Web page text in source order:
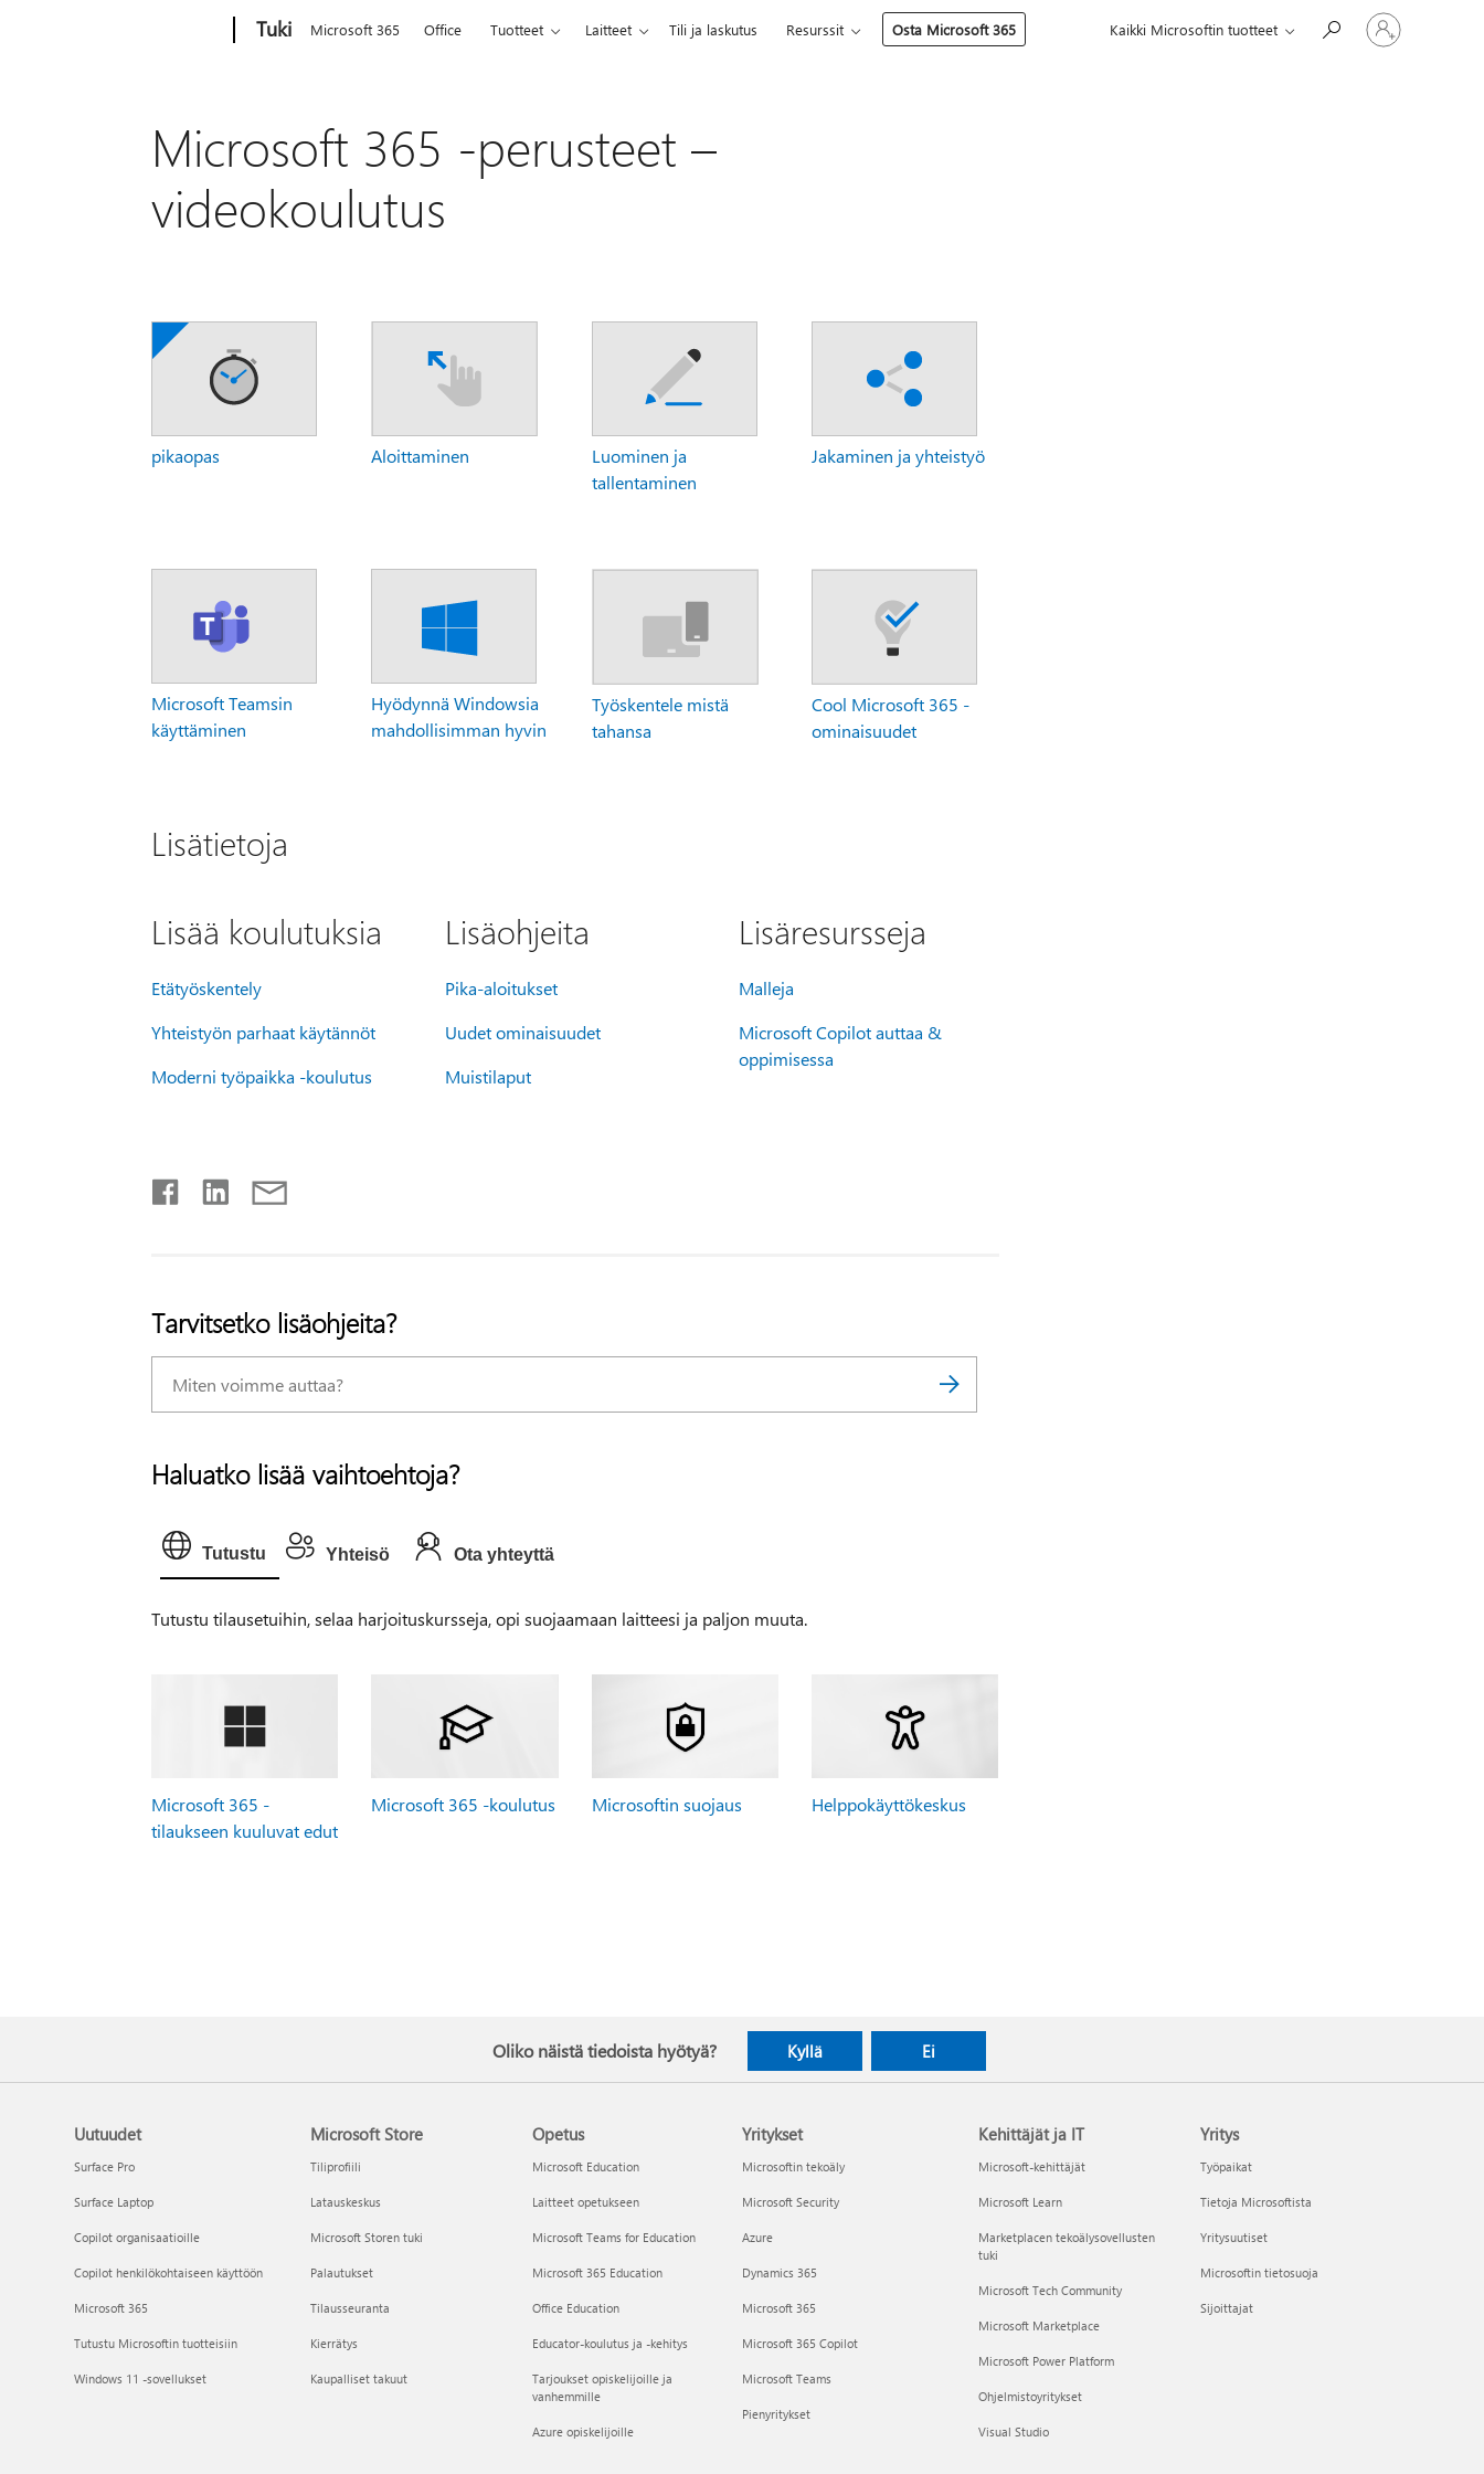
Tuki Microsoft 365 Office Tuotteet Laitteet Tili ja laskutus Resurssit Osta Microsoft 365 Kaikki Microsoftin tuotteet
Kirjaudu
sisään
tilille
Microsoft 365 -perusteet –
videokoulutus
pikaopas Aloittaminen
Luominen ja
tallentaminen
Jakaminen ja yhteistyö
Microsoft Teamsin
käyttäminen
Hyödynnä Windowsia
mahdollisimman hyvin
Työskentele mistä
tahansa
Cool Microsoft 365 -
ominaisuudet
Lisätietoja
Lisää koulutuksia
Etätyöskentely
Yhteistyön parhaat käytännöt
Moderni työpaikka -koulutus
Lisäohjeita
Pika-aloitukset
Uudet ominaisuudet
Muistilaput
Lisäresursseja
Malleja
Microsoft Copilot auttaa &
oppimisessa
Tarvitsetko lisäohjeita?
Haluatko lisää vaihtoehtoja?
Tutustu Yhteisö Ota yhteyttä
Tutustu tilausetuihin, selaa harjoituskursseja, opi suojaamaan laitteesi ja paljon muuta.
Microsoft 365 -
tilaukseen kuuluvat edut
Microsoft 365 -koulutus Microsoftin suojaus Helppokäyttökeskus
Oliko näistä tiedoista hyötyä? Kyllä Ei
Uutuudet
Surface Pro
Surface Laptop
Copilot organisaatioille
Copilot henkilökohtaiseen käyttöön
Microsoft 365
Tutustu Microsoftin tuotteisiin
Windows 11 -sovellukset
Microsoft Store
Tiliprofiili
Latauskeskus
Microsoft Storen tuki
Palautukset
Tilausseuranta
Kierrätys
Kaupalliset takuut
Opetus
Microsoft Education
Laitteet opetukseen
Microsoft Teams for Education
Microsoft 365 Education
Office Education
Educator-koulutus ja -kehitys
Tarjoukset opiskelijoille ja
vanhemmille
Azure opiskelijoille
Yritykset
Microsoftin tekoäly
Microsoft Security
Azure
Dynamics 365
Microsoft 365
Microsoft 365 Copilot
Microsoft Teams
Pienyritykset
Kehittäjät ja IT
Microsoft-kehittäjät
Microsoft Learn
Marketplacen tekoälysovellusten
tuki
Microsoft Tech Community
Microsoft Marketplace
Microsoft Power Platform
Ohjelmistoyritykset
Visual Studio
Yritys
Työpaikat
Tietoja Microsoftista
Yritysuutiset
Microsoftin tietosuoja
Sijoittajat